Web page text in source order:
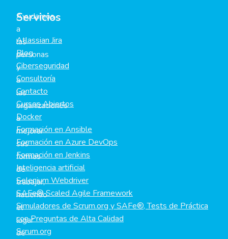
Ayudamos
a
las
personas
y
a
las
organizaciones
a
mejorar
sus
formas
de
trabajar,
haciendo
el
lugar
de
Servicios
Atlassian Jira
Blog
Ciberseguridad
Consultoría
Contacto
Cursos Abiertos
Docker
Formación en Ansible
Formación en Azure DevOps
Formación en Jenkins
Inteligencia artificial
Selenium Webdriver
SAFe® Scaled Agile Framework
Simuladores de Scrum.org y SAFe®, Tests de Práctica
con Preguntas de Alta Calidad
Scrum.org